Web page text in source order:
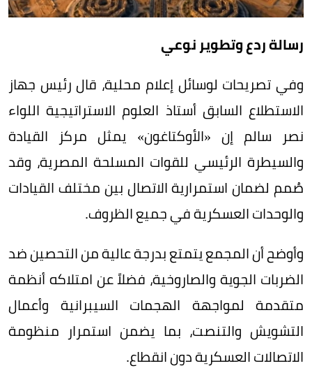
رسالة ردع وتطوير نوعي
وفي تصريحات لوسائل إعلام محلية، قال رئيس جهاز
الاستطلاع السابق أستاذ العلوم الاستراتيجية اللواء
نصر سالم إن «الأوكتاغون» يمثل مركز القيادة
والسيطرة الرئيسي للقوات المسلحة المصرية، وقد
صُمم لضمان استمرارية الاتصال بين مختلف القيادات
والوحدات العسكرية في جميع الظروف.
وأوضح أن المجمع يتمتع بدرجة عالية من التحصين ضد
الضربات الجوية والصاروخية، فضلاً عن امتلاكه أنظمة
متقدمة لمواجهة الهجمات السيبرانية وأعمال
التشويش والتنصت، بما يضمن استمرار منظومة
الاتصالات العسكرية دون انقطاع.